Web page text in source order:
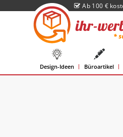
Ab 100 €
Design-Ideen Büroartikel